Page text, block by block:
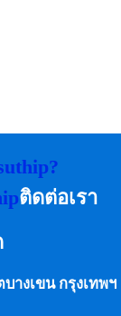
ติดต่อเรา
างเขน กรุงเทพฯ